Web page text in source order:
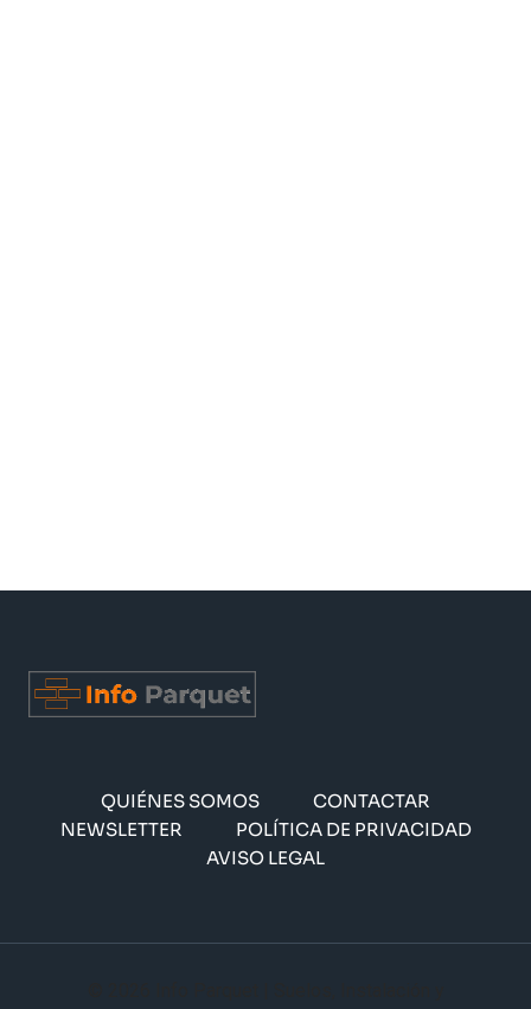
QUIÉNES SOMOS
CONTACTAR
NEWSLETTER
POLÍTICA DE PRIVACIDAD
AVISO LEGAL